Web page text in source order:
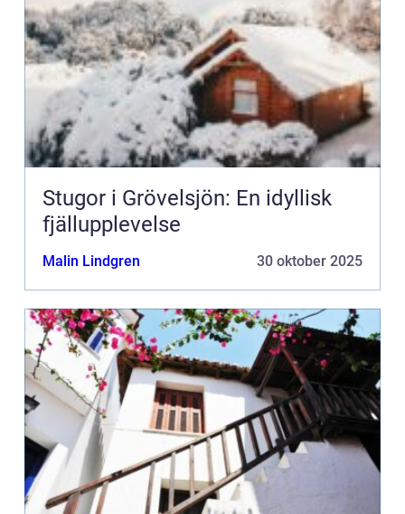
Stugor i Grövelsjön: En idyllisk
fjällupplevelse
Malin Lindgren 30 oktober 2025